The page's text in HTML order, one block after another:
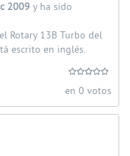
2009 y ha sido
Rotary 13B Turbo del
escrito en inglés.
en 0 votos